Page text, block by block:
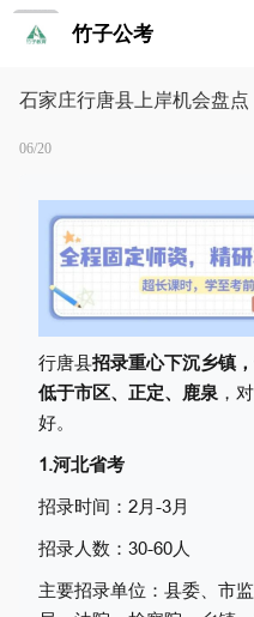
竹子公考
石家庄行唐县上岸机会盘点
06/20
行唐县招录重心下沉乡镇
低于市区、正定、鹿泉 ，
好。
1.河北省考
招录时间：2月-3月
招录人数：30-60人
主要招录单位： 县委、市